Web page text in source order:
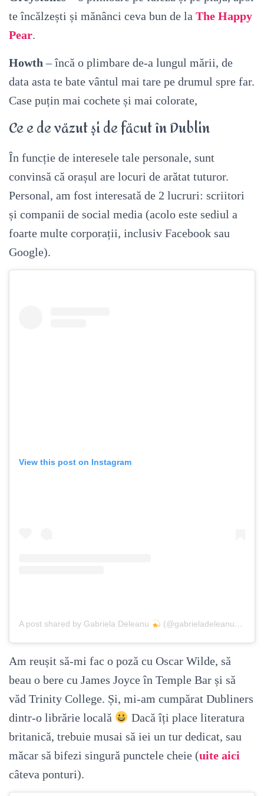
te încălzești și mănânci ceva bun de la The Happy
Pear.
Howth – încă o plimbare de-a lungul mării, de
data asta te bate vântul mai tare pe drumul spre far.
Case puțin mai cochete și mai colorate,
Ce e de văzut și de făcut în Dublin
În funcție de interesele tale personale, sunt
convinsă că orașul are locuri de arătat tuturor.
Personal, am fost interesată de 2 lucruri: scriitori
și companii de social media (acolo este sediul a
foarte multe corporații, inclusiv Facebook sau
Google).
View this post on Instagram
A post shared by Gabriela Deleanu (@gabrieladeleanu) on
Am reușit să-mi fac o poză cu Oscar Wilde, să
beau o bere cu James Joyce în Temple Bar și să
văd Trinity College. Și, mi-am cumpărat Dubliners
dintr-o librărie locală
Dacă îți place literatura
britanică, trebuie musai să iei un tur dedicat, sau
măcar să bifezi singură punctele cheie (uite aici
câteva ponturi).